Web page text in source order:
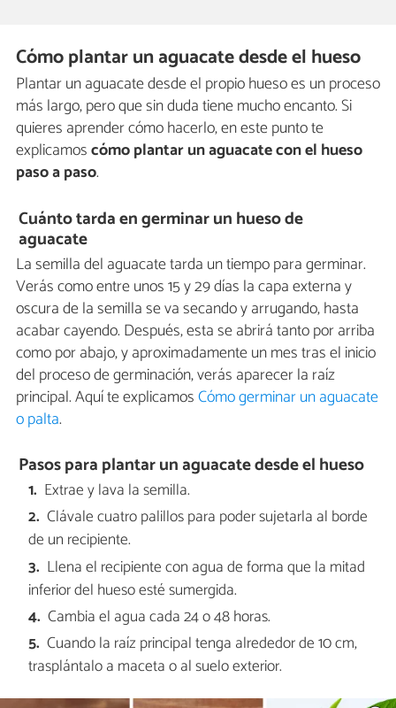
Cómo plantar un aguacate desde el hueso
Plantar un aguacate desde el propio hueso es un proceso
más largo, pero que sin duda tiene mucho encanto. Si
quieres aprender cómo hacerlo, en este punto te
explicamoscómo plantar un aguacate con el hueso
paso a paso.
Cuánto tarda en germinar un hueso de
aguacate
La semilla del aguacate tarda un tiempo para germinar.
Verás como entre unos 15 y 29 días la capa externa y
oscura de la semilla se va secando y arrugando, hasta
acabar cayendo. Después, esta se abrirá tanto por arriba
como por abajo, y aproximadamente un mes tras el inicio
del proceso de germinación, verás aparecer la raíz
principal. Aquí te explicamosCómo germinar un aguacate
o palta.
Pasos para plantar un aguacate desde el hueso
Extrae y lava la semilla.
Clávale cuatro palillos para poder sujetarla al borde
de un recipiente.
Llena el recipiente con agua de forma que la mitad
inferior del hueso esté sumergida.
Cambia el agua cada 24 o 48 horas.
Cuando la raíz principal tenga alrededor de 10 cm,
trasplántalo a maceta o al suelo exterior.